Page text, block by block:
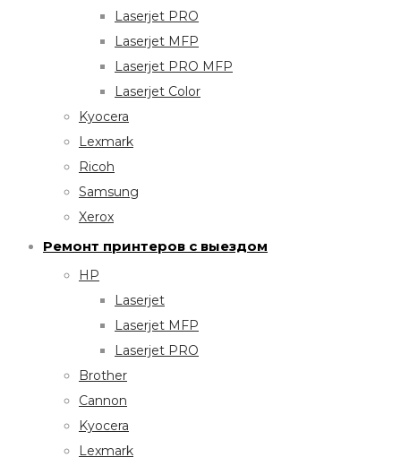
Laserjet PRO
Laserjet MFP
Laserjet PRO MFP
Laserjet Color
Kyocera
Lexmark
Ricoh
Samsung
Xerox
Ремонт принтеров с выездом
HP
Laserjet
Laserjet MFP
Laserjet PRO
Brother
Cannon
Kyocera
Lexmark